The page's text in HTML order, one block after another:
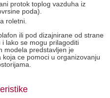
protok toplog vazduha iz
poda).
roletni.
ili pod dizajnirane od strane
lako se mogu prilagoditi
modela predstavljen je
ce pomoci u organizovanju